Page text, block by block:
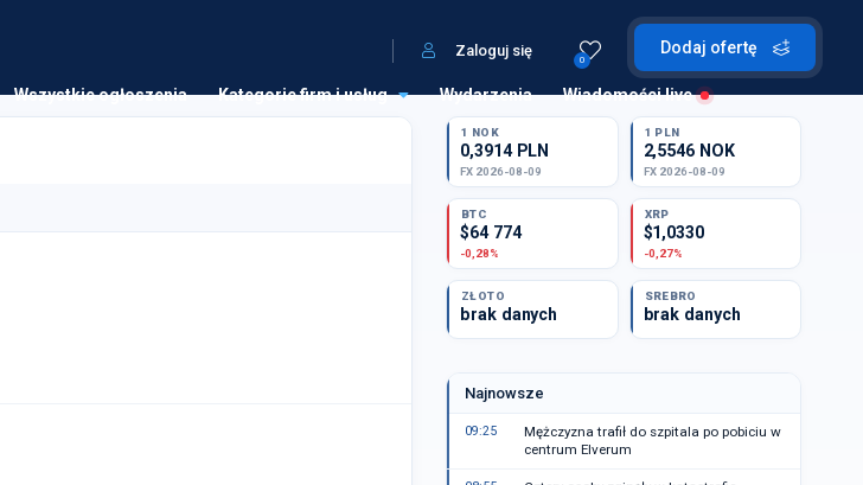
Dodaj ofertę
0
Zaloguj się
Wszystkie ogłoszenia Kategorie firm i usług Wydarzenia Wiadomości live
1 NOK
0,3914 PLN
FX 2026-08-09
1 PLN
2,5546 NOK
FX 2026-08-09
BTC
$64 774
-0,28%
XRP
$1,0330
-0,27%
ZŁOTO
brak danych
SREBRO
brak danych
Najnowsze
09:25
Mężczyzna trafił do szpitala po pobiciu w
centrum Elverum